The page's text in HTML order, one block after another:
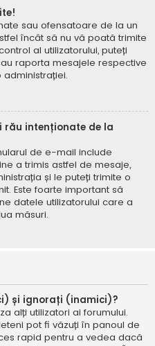
sau ofensatoare de la un
încât să nu vă poată trimite
al utilizatorului, puteți
raporta mesajele respective
rău intenționate de la
de e-mail include
a trimis astfel de mesaje,
și le puteți trimite o
Este foarte important să
datele utilizatorului care a
măsuri.
și ignorați (inamici)?
alți utilizatori ai forumului.
pot fi văzuți în panoul de
rapid pentru a vedea dacă